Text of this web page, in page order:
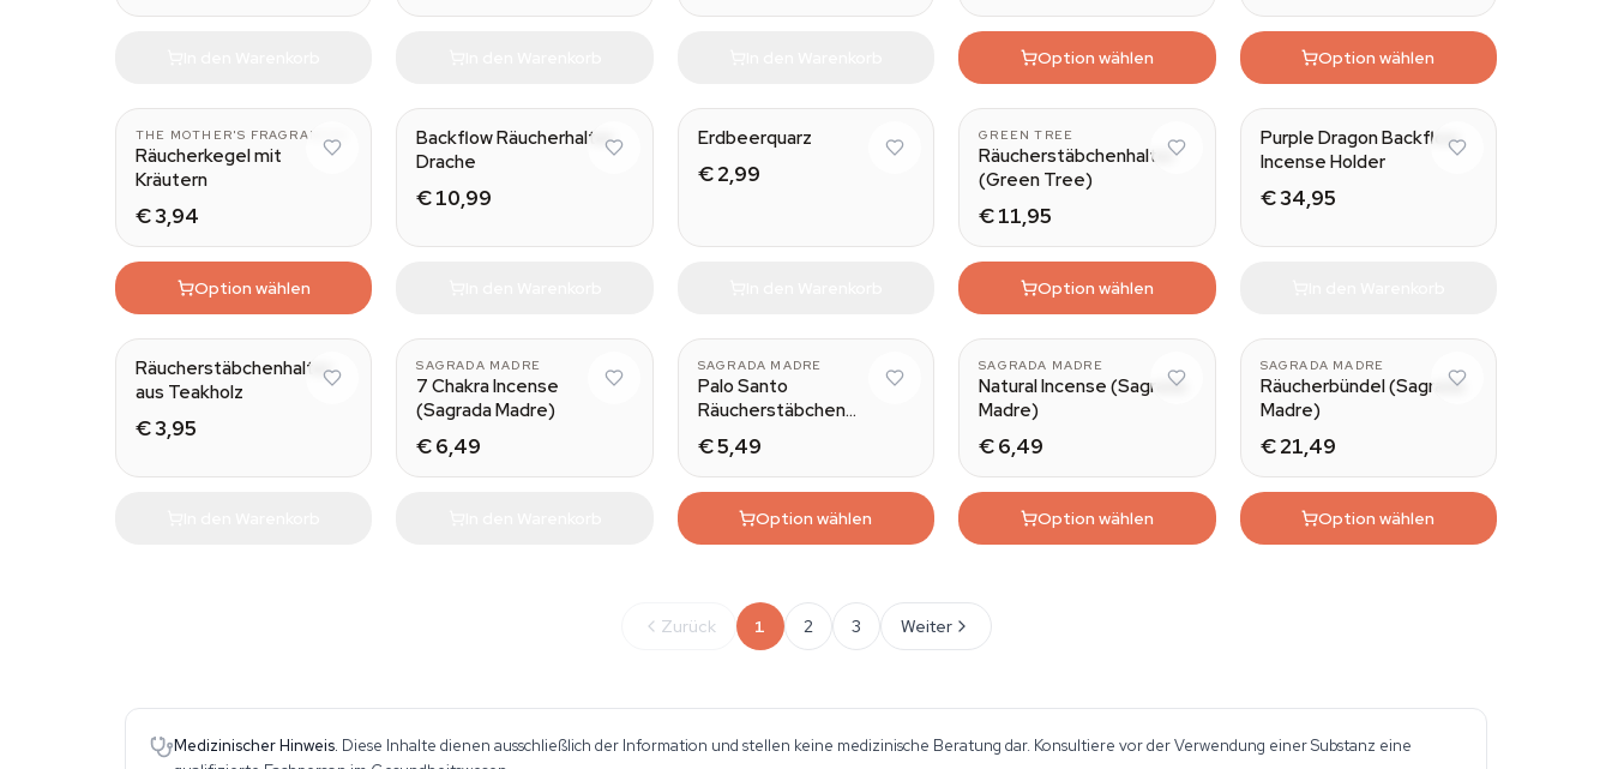
Option wählen Option wählen
THE MOTHER'S FRAGRANCES
Räucherkegel mit
Kräutern
€ 3,94
Option wählen
Backflow Räucherhalter
Drache
€ 10,99
Erdbeerquarz
€ 2,99
GREEN TREE
Räucherstäbchenhalter
(Green Tree)
€ 11,95
Option wählen
Purple Dragon Backflow
Incense Holder
€ 34,95
Räucherstäbchenhalter
aus Teakholz
€ 3,95
SAGRADA MADRE
7 Chakra Incense
(Sagrada Madre)
€ 6,49
SAGRADA MADRE
Palo Santo
Räucherstäbchen
(Sagrada Madre)
€ 5,49
Option wählen
SAGRADA MADRE
Natural Incense (Sagrada
Madre)
€ 6,49
Option wählen
SAGRADA MADRE
Räucherbündel (Sagrada
Madre)
€ 21,49
Option wählen
Zurück 1 2 3 Weiter
Medizinischer Hinweis. Diese Inhalte dienen ausschließlich der Information und stellen keine medizinische Beratung dar. Konsultiere vor der Verwendung einer Substanz eine